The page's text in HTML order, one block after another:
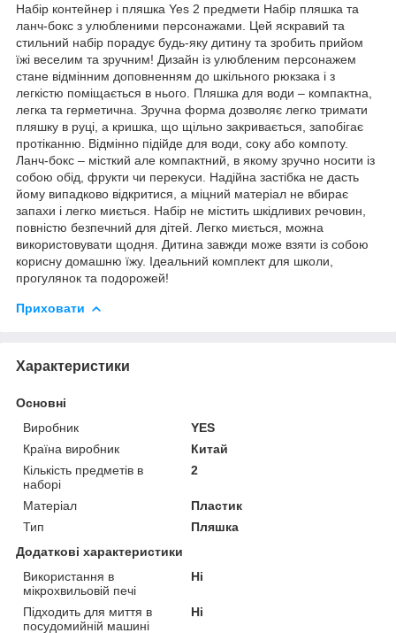
Набір контейнер і пляшка Yes 2 предмети Набір пляшка та
ланч-бокс з улюбленими персонажами. Цей яскравий та
стильний набір порадує будь-яку дитину та зробить прийом
їжі веселим та зручним! Дизайн із улюбленим персонажем
стане відмінним доповненням до шкільного рюкзака і з
легкістю поміщається в нього. Пляшка для води – компактна,
легка та герметична. Зручна форма дозволяє легко тримати
пляшку в руці, а кришка, що щільно закривається, запобігає
протіканню. Відмінно підійде для води, соку або компоту.
Ланч-бокс – місткий але компактний, в якому зручно носити із
собою обід, фрукти чи перекуси. Надійна застібка не дасть
йому випадково відкритися, а міцний матеріал не вбирає
запахи і легко миється. Набір не містить шкідливих речовин,
повністю безпечний для дітей. Легко миється, можна
використовувати щодня. Дитина завжди може взяти із собою
корисну домашню їжу. Ідеальний комплект для школи,
прогулянок та подорожей!
Приховати
Характеристики
Основні
Виробник
YES
Країна виробник
Китай
Кількість предметів в
наборі
2
Матеріал
Пластик
Тип
Пляшка
Додаткові характеристики
Використання в
мікрохвильовій печі
Ні
Підходить для миття в
посудомийній машині
Ні